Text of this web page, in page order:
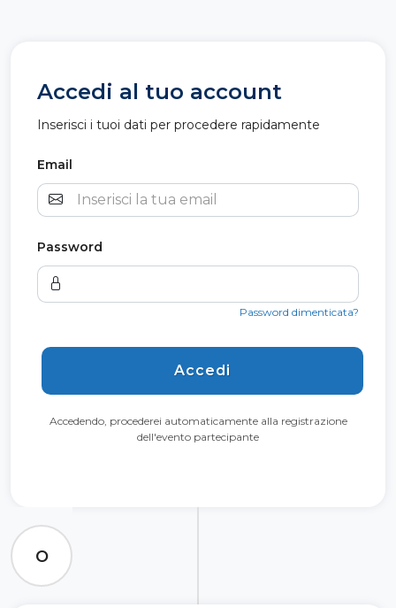
Accedi al tuo account
Inserisci i tuoi dati per procedere rapidamente
Email
Password
Password dimenticata?
Accedi
Accedendo, procederei automaticamente alla registrazione
dell'evento partecipante
O